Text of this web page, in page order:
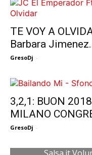
TE VOY A
Barbara
GresoDj -
3,2,1: BUON
MILANO
GresoDj -